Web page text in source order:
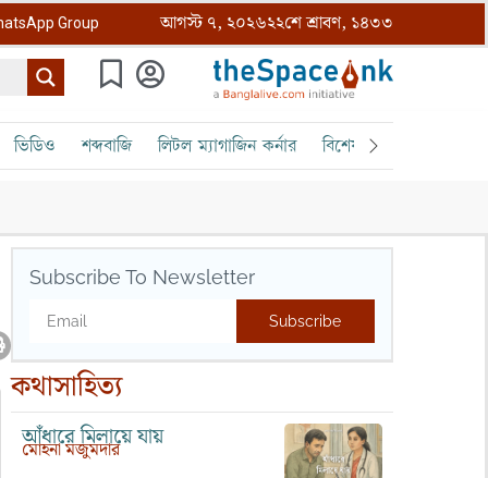
Group আগস্ট ৭, ২০২৬২২শে শ্রাবণ, ১৪৩৩
ভিডিও শব্দবাজি লিটল ম্যাগাজিন কর্নার বিশেষ ক্রোড়পত্র
Subscribe To Newsletter
Subscribe
কথাসাহিত্য
আঁধারে মিলায়ে যায়
মোহনা মজুমদার